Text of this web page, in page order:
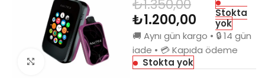
Büyütmek için tıkla
₺1.350,00
₺1.200,00
Stokta
yok
🚚 Aynı gün kargo • 🔒 14 gün
iade • 💳 Kapıda ödeme
Stokta yok